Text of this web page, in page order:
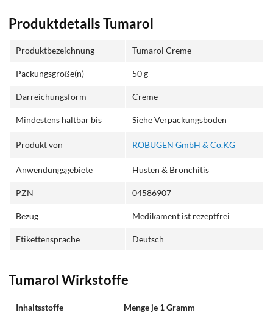
Produktdetails Tumarol
Produktbezeichnung Tumarol Creme
Packungsgröße(n) 50 g
Darreichungsform Creme
Mindestens haltbar bis Siehe Verpackungsboden
Produkt von ROBUGEN GmbH & Co.KG
Anwendungsgebiete Husten & Bronchitis
PZN 04586907
Bezug Medikament ist rezeptfrei
Etikettensprache Deutsch
Tumarol Wirkstoffe
Inhaltsstoffe Menge je 1 Gramm